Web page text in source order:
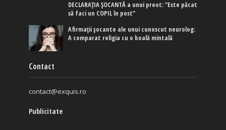
DECLARAȚIA ȘOCANTĂ a unui preot: ”Este păcat
să faci un COPIL în post”
Afirmaţii şocante ale unui cunoscut neurolog:
A comparat religia cu o boală mintală
Contact
contact@exquis.ro
Publicitate